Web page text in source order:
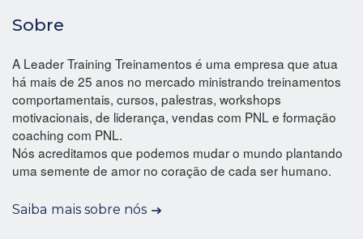
Sobre
A Leader Training Treinamentos é uma empresa que atua
há mais de 25 anos no mercado ministrando treinamentos
comportamentais, cursos, palestras, workshops
motivacionais, de liderança, vendas com PNL e formação
coaching com PNL.
Nós acreditamos que podemos mudar o mundo plantando
uma semente de amor no coração de cada ser humano.
Saiba mais sobre nós